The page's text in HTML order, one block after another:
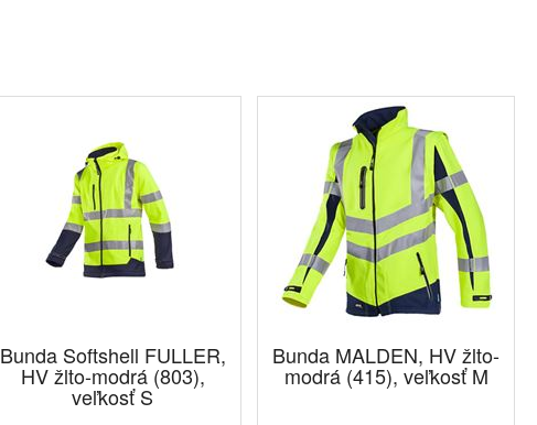
Bunda Softshell FULLER,
HV žlto-modrá (803),
veľkosť S
Bunda MALDEN, HV žlto-
modrá (415), veľkosť M